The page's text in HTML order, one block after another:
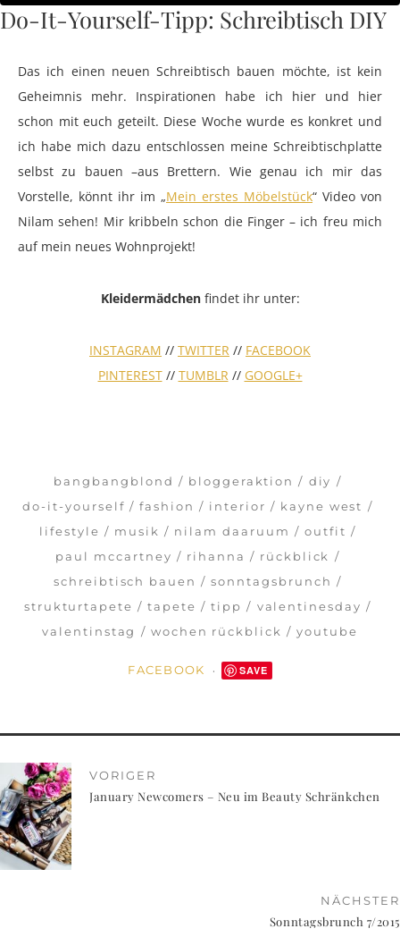
Do-It-Yourself-Tipp: Schreibtisch DIY
Das ich einen neuen Schreibtisch bauen möchte, ist kein
Geheimnis mehr. Inspirationen habe ich hier und hier
schon mit euch geteilt. Diese Woche wurde es konkret und
ich habe mich dazu entschlossen meine Schreibtischplatte
selbst zu bauen –aus Brettern. Wie genau ich mir das
Vorstelle, könnt ihr im „Mein erstes Möbelstück“ Video von
Nilam sehen! Mir kribbeln schon die Finger – ich freu mich
auf mein neues Wohnprojekt!
Kleidermädchenfindet ihr unter:
INSTAGRAM // TWITTER // FACEBOOK
PINTEREST// TUMBLR// GOOGLE+
bangbangblond bloggeraktion
diy
do-it-yourself
fashion interior
kayne west
lifestyle
musik nilam daaruum
outfit
paul mccartney
rihanna
rückblick
schreibtisch bauen
sonntagsbrunch
strukturtapete
tapete tipp
valentinesday
valentinstag
wochen rückblick youtube
FACEBOOK SAVE
VORIGER
January Newcomers – Neu im Beauty Schränkchen
NÄCHSTER
Sonntagsbrunch 7/2015